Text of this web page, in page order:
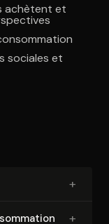
achètent et
sociales et
+
+